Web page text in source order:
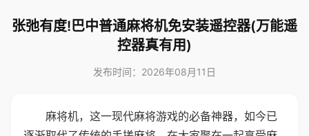
张弛有度!巴中普通麻将机免安装遥控器(万能遥
控器真有用)
发布时间：2026年08月11日
麻将机，这一现代麻将游戏的必备神器，如今已